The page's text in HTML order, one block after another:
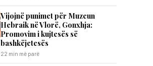
Vijojnë punimet për Muzeun
Hebraik në Vlorë, Gonxhja:
Promovim i kujtesës së
bashkëjetesës
22 min më parë